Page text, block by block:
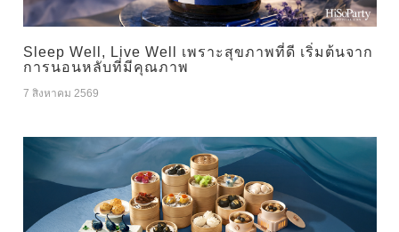
Sleep Well, Live Well เพราะสุขภาพที่ดี เริ่มต้นจาก
การนอนหลับที่มีคุณภาพ
7 สิงหาคม 2569